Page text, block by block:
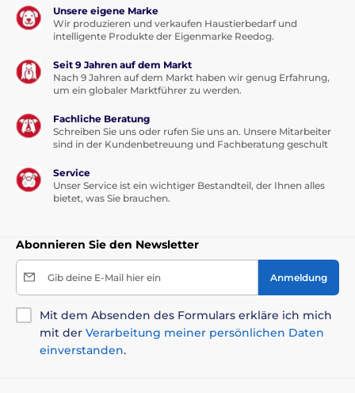
Unsere eigene Marke
Wir produzieren und verkaufen Haustierbedarf und
intelligente Produkte der Eigenmarke Reedog.
Seit 9 Jahren auf dem Markt
Nach 9 Jahren auf dem Markt haben wir genug Erfahrung,
um ein globaler Marktführer zu werden.
Fachliche Beratung
Schreiben Sie uns oder rufen Sie uns an. Unsere Mitarbeiter
sind in der Kundenbetreuung und Fachberatung geschult
Service
Unser Service ist ein wichtiger Bestandteil, der Ihnen alles
bietet, was Sie brauchen.
Abonnieren Sie den Newsletter
Gib deine E-Mail hier ein Anmeldung
Mit dem Absenden des Formulars erkläre ich mich
mit der Verarbeitung meiner persönlichen Daten
einverstanden.